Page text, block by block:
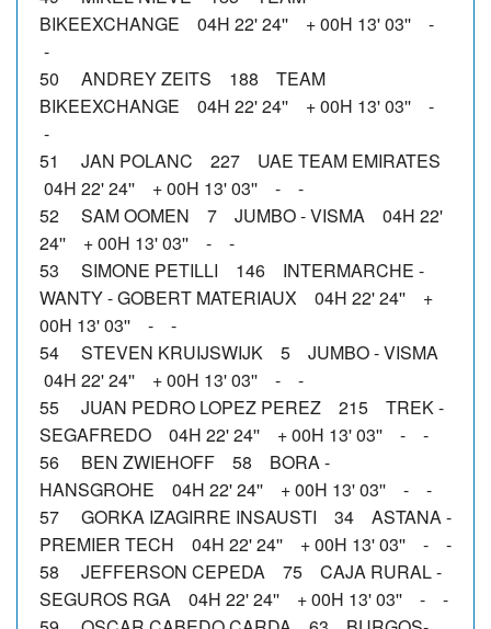
BIKEEXCHANGE 04H 22' 24'' + 00H 13' 03'' -
-
50 ANDREY ZEITS 188 TEAM
BIKEEXCHANGE 04H 22' 24'' + 00H 13' 03'' -
-
51 JAN POLANC 227 UAE TEAM EMIRATES
04H 22' 24'' + 00H 13' 03'' - -
52 SAM OOMEN 7 JUMBO - VISMA 04H 22'
24'' + 00H 13' 03'' - -
53 SIMONE PETILLI 146 INTERMARCHE -
WANTY - GOBERT MATERIAUX 04H 22' 24'' +
00H 13' 03'' - -
54 STEVEN KRUIJSWIJK 5 JUMBO - VISMA
04H 22' 24'' + 00H 13' 03'' - -
55 JUAN PEDRO LOPEZ PEREZ 215 TREK -
SEGAFREDO 04H 22' 24'' + 00H 13' 03'' - -
56 BEN ZWIEHOFF 58 BORA -
HANSGROHE 04H 22' 24'' + 00H 13' 03'' - -
57 GORKA IZAGIRRE INSAUSTI 34 ASTANA -
PREMIER TECH 04H 22' 24'' + 00H 13' 03'' - -
58 JEFFERSON CEPEDA 75 CAJA RURAL -
SEGUROS RGA 04H 22' 24'' + 00H 13' 03'' - -